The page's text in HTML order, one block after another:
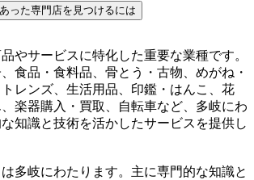
った専門店を見つけるには
やサービスに特化した重要な業種です。
食品・食料品、骨とう・古物、めがね・
レンズ、生活用品、印鑑・はんこ、花
楽器購入・買取、自転車など、多岐にわ
知識と技術を活かしたサービスを提供し
多岐にわたります。主に専門的な知識と